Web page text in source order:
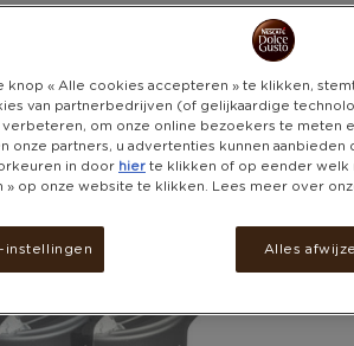
CADEAUBONNEN
knop « Alle cookies accepteren » te klikken,
van partnerbedrijven (of gelijkaardige
om onze online bezoekers te meten
onze partners, u advertenties kunnen aanbieden
in door hier te klikken of op eender welk
» op onze website te klikken. Lees meer over
instellingen Alles